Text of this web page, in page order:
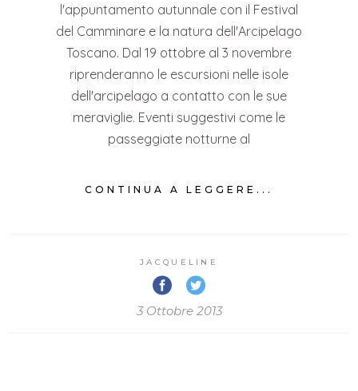
l'appuntamento autunnale con il Festival
del Camminare e la natura dell'Arcipelago
Toscano. Dal 19 ottobre al 3 novembre
riprenderanno le escursioni nelle isole
dell'arcipelago a contatto con le sue
meraviglie. Eventi suggestivi come le
passeggiate notturne al
CONTINUA A LEGGERE...
JACQUELINE
3 Ottobre 2013